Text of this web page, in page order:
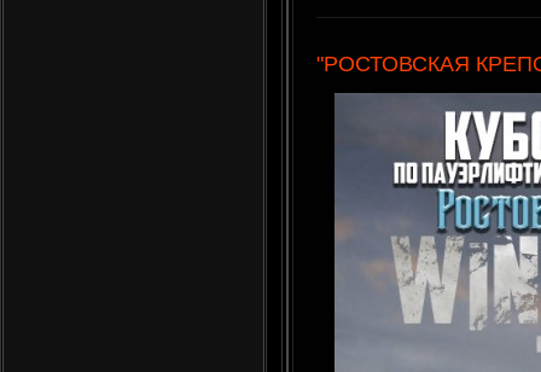
"РОСТОВСКАЯ